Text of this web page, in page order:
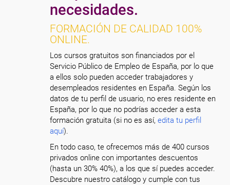
necesidades.
FORMACIÓN DE CALIDAD 100%
ONLINE.
Los cursos gratuitos son financiados por el
Servicio Público de Empleo de España, por lo que
a ellos solo pueden acceder trabajadores y
desempleados residentes en España. Según los
datos de tu perfil de usuario, no eres residente en
España, por lo que no podrías acceder a esta
formación gratuita (si no es así,edita tu perfil
aquí).
En todo caso, te ofrecemos más de 400 cursos
privados online con importantes descuentos
(hasta un 30% 40%), a los que sí puedes acceder.
Descubre nuestro catálogo y cumple con tus